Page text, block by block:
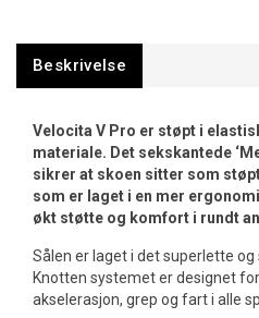
Beskrivelse
Velocita V Pro er støpt i
materiale. Det sekskantede
sikrer at skoen sitter som
som er laget i en mer
økt støtte og komfort i rundt
Sålen er laget i det superlette
Knotten systemet er designet
akselerasjon, grep og fart i alle